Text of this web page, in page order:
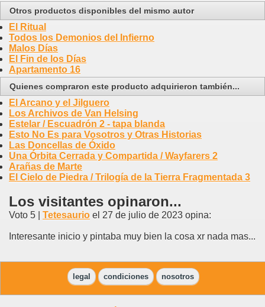
Otros productos disponibles del mismo autor
El Ritual
Todos los Demonios del Infierno
Malos Días
El Fin de los Días
Apartamento 16
Quienes compraron este producto adquirieron también...
El Arcano y el Jilguero
Los Archivos de Van Helsing
Estelar / Escuadrón 2 - tapa blanda
Esto No Es para Vosotros y Otras Historias
Las Doncellas de Óxido
Una Órbita Cerrada y Compartida / Wayfarers 2
Arañas de Marte
El Cielo de Piedra / Trilogía de la Tierra Fragmentada 3
Los visitantes opinaron...
Voto 5 | Tetesaurio el 27 de julio de 2023 opina:
Interesante inicio y pintaba muy bien la cosa xr nada mas...
legal condiciones nosotros